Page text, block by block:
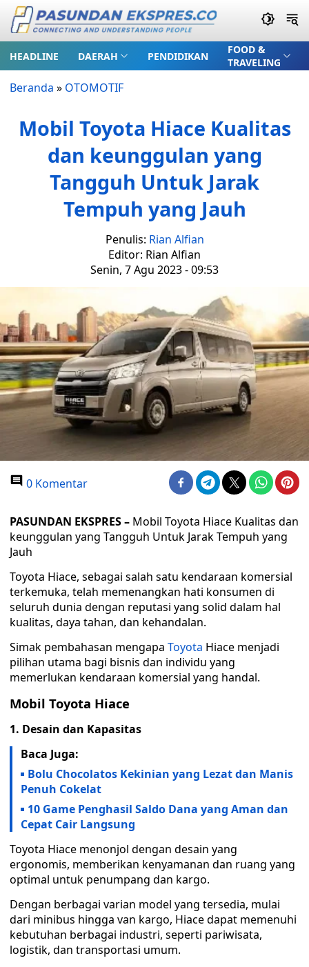
HEADLINE DAERAH PENDIDIKAN
FOOD &
TRAVELING
Beranda » OTOMOTIF
Mobil Toyota Hiace Kualitas
dan keunggulan yang
Tangguh Untuk Jarak
Tempuh yang Jauh
Penulis: Rian Alfian
Editor: Rian Alfian
Senin, 7 Agu 2023 - 09:53
0 Komentar
PASUNDAN EKSPRES – Mobil Toyota Hiace Kualitas dan
keunggulan yang Tangguh Untuk Jarak Tempuh yang
Jauh
Toyota Hiace, sebagai salah satu kendaraan komersial
terkemuka, telah memenangkan hati konsumen di
seluruh dunia dengan reputasi yang solid dalam hal
kualitas, daya tahan, dan kehandalan.
Simak pembahasan mengapa Toyota Hiace menjadi
pilihan utama bagi bisnis dan individu yang
memerlukan kendaraan komersial yang handal.
Mobil Toyota Hiace
1. Desain dan Kapasitas
Baca Juga:
Bolu Chocolatos Kekinian yang Lezat dan Manis
Penuh Cokelat
10 Game Penghasil Saldo Dana yang Aman dan
Cepat Cair Langsung
Toyota Hiace menonjol dengan desain yang
ergonomis, memberikan kenyamanan dan ruang yang
optimal untuk penumpang dan kargo.
Dengan berbagai varian model yang tersedia, mulai
dari minibus hingga van kargo, Hiace dapat memenuhi
kebutuhan berbagai industri, seperti pariwisata,
logistik, dan transportasi umum.